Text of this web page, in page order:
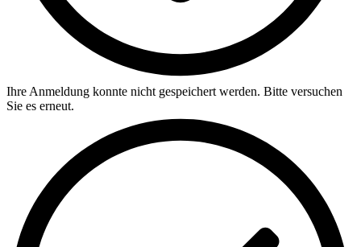
Ihre Anmeldung konnte nicht gespeichert werden. Bitte versuchen
Sie es erneut.